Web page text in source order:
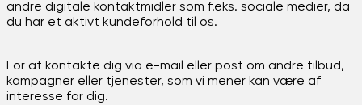
andre digitale kontaktmidler som f.eks. sociale medier, da
du har et aktivt kundeforhold til os.
For at kontakte dig via e-mail eller post om andre tilbud,
kampagner eller tjenester, som vi mener kan være af
interesse for dig.